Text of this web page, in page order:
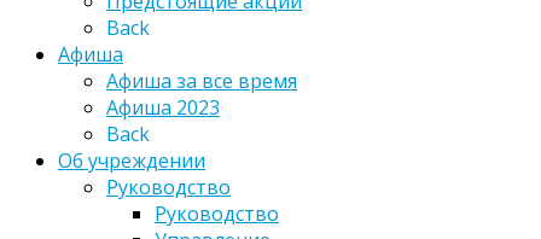
Back
Афиша
Афиша за все время
Афиша 2023
Back
Об учреждении
Руководство
Руководство